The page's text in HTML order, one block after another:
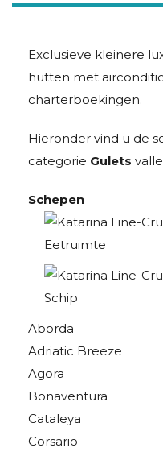
Exclusieve kleinere
hutten met
charterboekingen.
Hieronder vind u de
categorie Gulets
Schepen
Aborda
Adriatic Breeze
Agora
Bonaventura
Cataleya
Corsario